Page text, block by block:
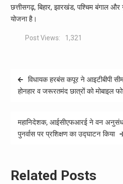
छत्तीसगढ़, बिहार, झारखंड, पश्चिम बंगाल
योजना है।
Post Views: 1,321
Post
navigation
विधायक हरबंस कपूर ने आइटीबीपी
होनहार व जरूरतमंद छात्रों को मोबाइल
महानिदेशक, आईसीएफआरई ने वन
पुनर्वास पर प्रशिक्षण का उद्घाटन किया
Related Posts